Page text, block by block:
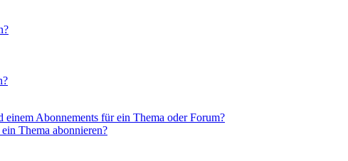
einem Abonnements für ein Thema oder Forum?
Thema abonnieren?